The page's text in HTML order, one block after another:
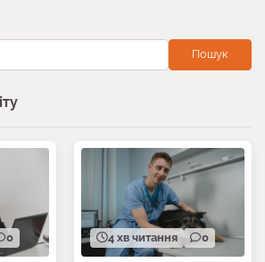
Пошук
0 4 хв читання 0